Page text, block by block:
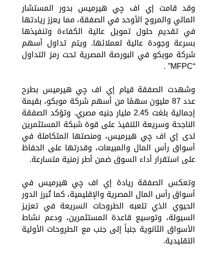
وقد قامت إي اف چي هيرميس بدور المستشار
المالي والمروج الأوحد في الصفقة، مما يعزز ريادتها
في تقديم حلول تمويل عالية الكفاءة وتنفيذها
بسرعة وجودة عالية لعملائها. ويتم تداول أسهم
شركة موبكو في البورصة المصرية تحت رمز التداول
“MFPC” .
وشهدت الصفقة قيام إي اف چي هيرميس بطرح
عدد 87 مليون سهمًا من أسهم شركة موبكو، بقيمة
إجمالية بلغت 2.45 مليار جنيه مصري. وتؤكد الصفقة
الناجحة وسريعة التنفيذ على قوة شبكة المستثمرين
لدى إي اف چي هيرميس، ومنصتها المتكاملة في
أسواق رأس المال والمبيعات، وقدرتها على الحفاظ
على استقرار أداء السوق ضمن أطر زمنية متسارعة.
وتعكس الصفقة ريادة إي اف چي هيرميس في
أسواق رأس المال المصرية والإقليمية، كما تُبرز الدور
الحيوي الذي تلعبه الطروحات السريعة في تعزيز
السيولة، وتوسيع قاعدة المستثمرين، ودعم نشاط
الأسواق الثانوية جنباً إلى جنب مع الطروحات الأولية
التقليدية.